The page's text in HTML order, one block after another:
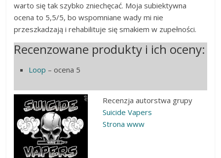
warto się tak szybko zniechęcać. Moja subiektywna
ocena to 5,5/5, bo wspomniane wady mi nie
przeszkadzają i rehabilituje się smakiem w zupełności.
Recenzowane produkty i ich oceny:
Loop – ocena 5
Recenzja autorstwa grupy
Suicide Vapers
Strona www